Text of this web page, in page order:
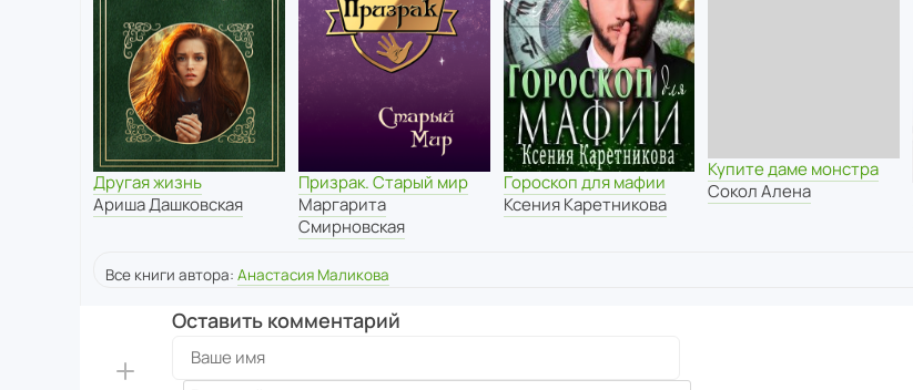
Другая жизнь
Ариша Дашковская
Призрак. Старый мир
Маргарита
Смирновская
Гороскоп для мафии
Ксения Каретникова
Купите даме монстра
Сокол Алена
Все книги автора: Анастасия Маликова
Оставить комментарий